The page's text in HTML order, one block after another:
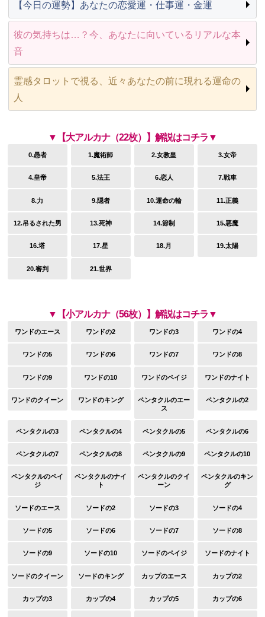
【今日の運勢】あなたの恋愛運・仕事運・金運
彼の気持ちは…？今、あなたに向いているリアルな本
音
霊感タロットで視る、近々あなたの前に現れる運命の
人
▼【大アルカナ（22枚）】解説はコチラ▼
0.愚者 1.魔術師 2.女教皇 3.女帝
4.皇帝 5.法王 6.恋人 7.戦車
8.力 9.隠者 10.運命の輪 11.正義
12.吊るされた男 13.死神 14.節制 15.悪魔
16.塔 17.星 18.月 19.太陽
20.審判 21.世界
▼【小アルカナ（56枚）】解説はコチラ▼
ワンドのエース ワンドの2 ワンドの3 ワンドの4
ワンドの5 ワンドの6 ワンドの7 ワンドの8
ワンドの9 ワンドの10 ワンドのペイジ ワンドのナイト
ワンドのクイーン ワンドのキング
ペンタクルのエー
ス
ペンタクルの2
ペンタクルの3 ペンタクルの4 ペンタクルの5 ペンタクルの6
ペンタクルの7 ペンタクルの8 ペンタクルの9 ペンタクルの10
ペンタクルのペイ
ジ
ペンタクルのナイ
ト
ペンタクルのクイ
ーン
ペンタクルのキン
グ
ソードのエース ソードの2 ソードの3 ソードの4
ソードの5 ソードの6 ソードの7 ソードの8
ソードの9 ソードの10 ソードのペイジ ソードのナイト
ソードのクイーン ソードのキング カップのエース カップの2
カップの3 カップの4 カップの5 カップの6